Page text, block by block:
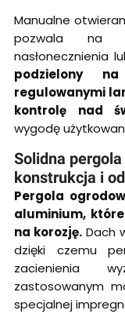
Manualne
pozwala na
nasłonecznienia
podzielony
regulowanymi
kontrolę nad
wygodę
Solidna
konstrukcja i
Pergola
aluminium,
na korozję. Dach
dzięki czemu
zacienienia
zastosowanym
specjalnej